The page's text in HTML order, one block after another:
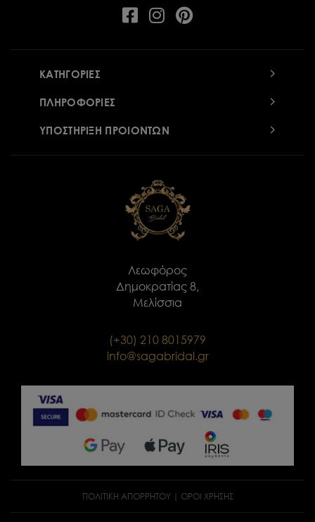
ΚΑΤΗΓΟΡΙΕΣ
ΠΛΗΡΟΦΟΡΙΕΣ
ΥΠΟΣΤΗΡΙΞΗ ΠΡΟΙΟΝΤΩΝ
Λεωφόρος
Δημοκρατίας 8,
Μελίσσια
(+30) 210 8015979
info@sagabridal.gr
ΠΟΛΙΤΙΚΉ ΑΠΟΡΡΉΤΟΥ| ΟΡΟΙ ΧΡΗΣΗΣ